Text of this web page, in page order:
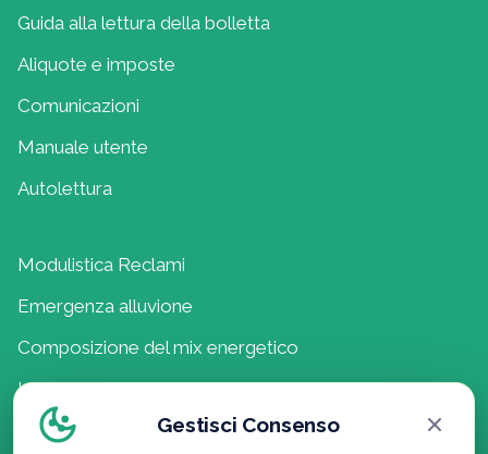
Guida alla lettura della bolletta
Aliquote e imposte
Comunicazioni
Manuale utente
Autolettura
Modulistica Reclami
Emergenza alluvione
Composizione del mix energetico
Lavora con noi
Politica della QualitàGestisci Consenso